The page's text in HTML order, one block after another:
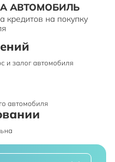
АВТОМОБИЛЬ
кредитов на покупку
и залог автомобиля
автомобиля